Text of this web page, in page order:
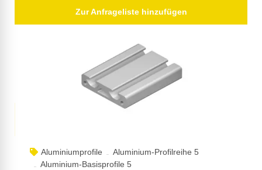
Zur Anfrageliste hinzufügen
Aluminiumprofile
Aluminium-Profilreihe 5
Aluminium-Basisprofile 5